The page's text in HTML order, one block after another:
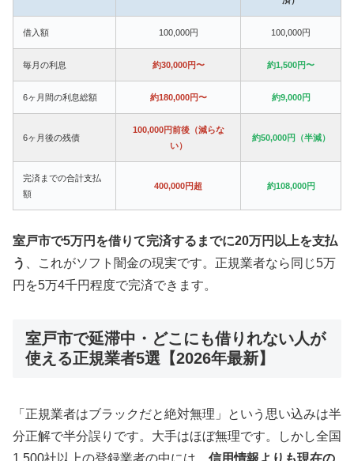
借入額 100,000円 100,000円
毎月の利息 約30,000円〜 約1,500円〜
6ヶ月間の利息総額 約180,000円〜 約9,000円
6ヶ月後の残債
100,000円前後（減らな
い）
約50,000円（半減）
完済までの合計支払
額
400,000円超 約108,000円
室戸市で5万円を借りて完済するまでに20万円以上を支払
う
、これがソフト闇金の現実です。正規業者なら同じ5万
円を5万4千円程度で完済できます。
室戸市で延滞中・どこにも借りれない人が
使える正規業者5選【2026年最新】
「正規業者はブラックだと絶対無理」という思い込みは半
分正解で半分誤りです。大手はほぼ無理です。しかし全国